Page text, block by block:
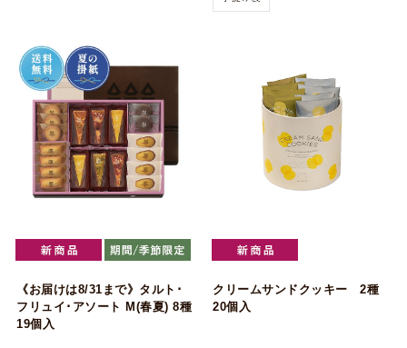
《お届けは8/31まで》タルト･
フリュイ･アソート M(春夏) 8種
19個入
クリームサンドクッキー 2種
20個入